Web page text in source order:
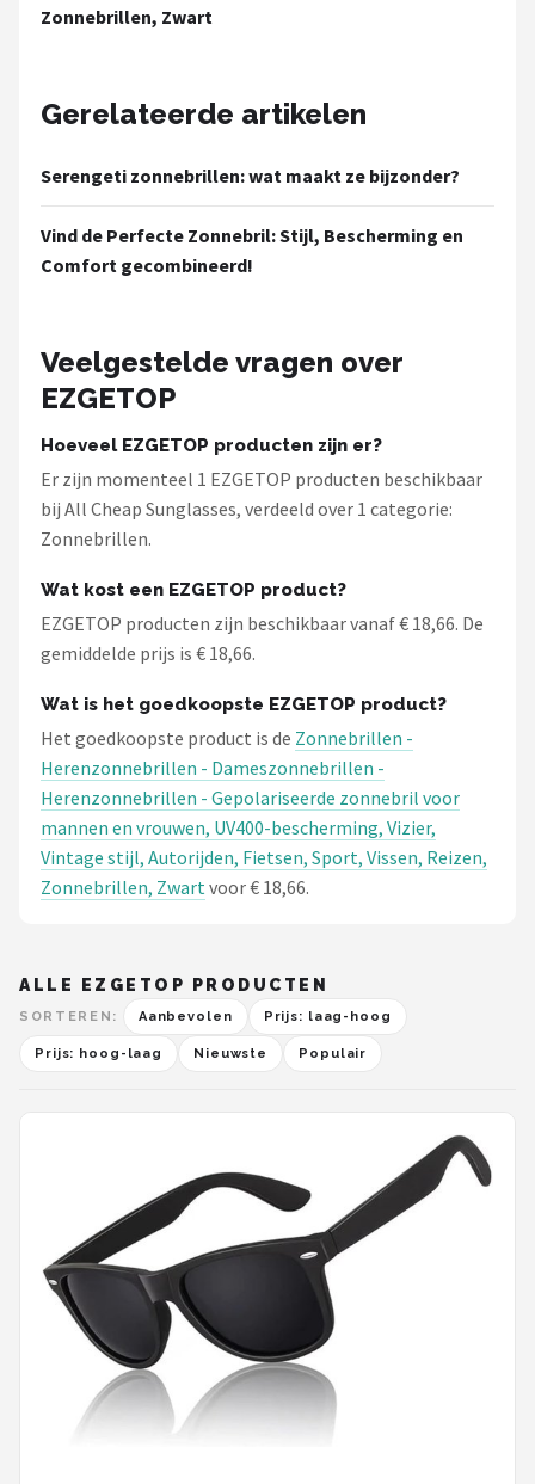
Zonnebrillen, Zwart
Gerelateerde artikelen
Serengeti zonnebrillen: wat maakt ze bijzonder?
Vind de Perfecte Zonnebril: Stijl, Bescherming en
Comfort gecombineerd!
Veelgestelde vragen over
EZGETOP
Hoeveel EZGETOP producten zijn er?
Er zijn momenteel 1 EZGETOP producten beschikbaar
bij All Cheap Sunglasses, verdeeld over 1 categorie:
Zonnebrillen.
Wat kost een EZGETOP product?
EZGETOP producten zijn beschikbaar vanaf € 18,66. De
gemiddelde prijs is € 18,66.
Wat is het goedkoopste EZGETOP product?
Het goedkoopste product is de Zonnebrillen -
Herenzonnebrillen - Dameszonnebrillen -
Herenzonnebrillen - Gepolariseerde zonnebril voor
mannen en vrouwen, UV400-bescherming, Vizier,
Vintage stijl, Autorijden, Fietsen, Sport, Vissen, Reizen,
Zonnebrillen, Zwartvoor € 18,66.
ALLE EZGETOP PRODUCTEN
SORTEREN: Aanbevolen Prijs: laag-hoog
Prijs: hoog-laag Nieuwste Populair